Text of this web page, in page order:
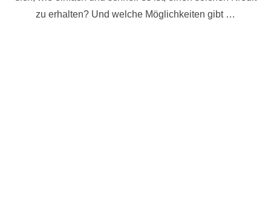
zu erhalten? Und welche Möglichkeiten gibt …